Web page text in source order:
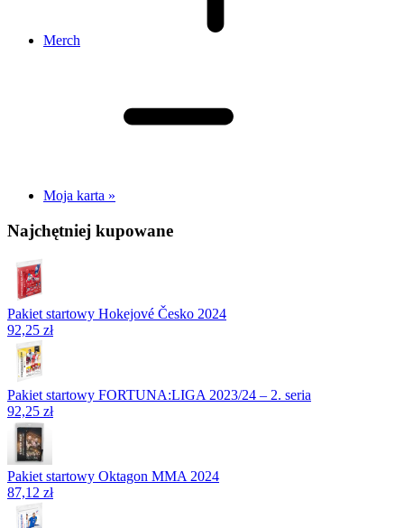
Merch
Moja karta »
Najchętniej kupowane
Pakiet startowy Hokejové Česko 2024
92,25 zł
Pakiet startowy FORTUNA:LIGA 2023/24 – 2. seria
92,25 zł
Pakiet startowy Oktagon MMA 2024
87,12 zł